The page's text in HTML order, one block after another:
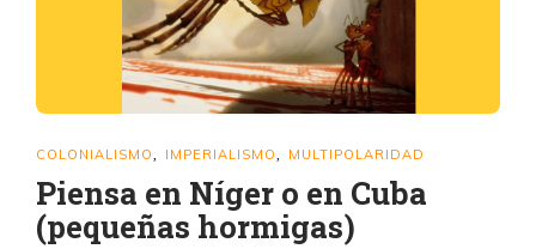
COLONIALISMO, IMPERIALISMO, MULTIPOLARIDAD
Piensa en Níger o en Cuba
(pequeñas hormigas)